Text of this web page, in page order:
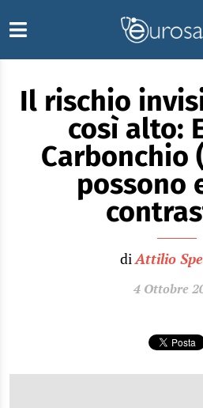
Il rischio
così alto:
Carbonchio
possono
diAttilio
4 Ottobre